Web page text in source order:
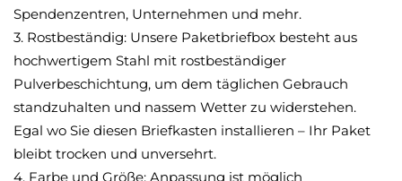
Spendenzentren, Unternehmen und mehr.
3. Rostbeständig: Unsere Paketbriefbox besteht aus
hochwertigem Stahl mit rostbeständiger
Pulverbeschichtung, um dem täglichen Gebrauch
standzuhalten und nassem Wetter zu widerstehen.
Egal wo Sie diesen Briefkasten installieren – Ihr Paket
bleibt trocken und unversehrt.
4. Farbe und Größe: Anpassung ist möglich